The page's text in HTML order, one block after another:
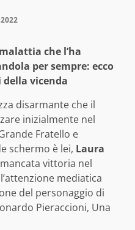
che l’ha
per sempre: ecco
vicenda
disarmante che il
inizialmente nel
Fratello e
schermo è lei, Laura
vittoria nel
mediatica
del personaggio di
Pieraccioni, Una